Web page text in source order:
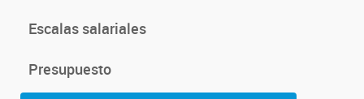
Escalas salariales
Presupuesto